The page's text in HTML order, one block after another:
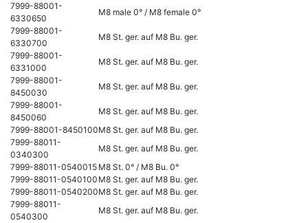
7999-88001-
6330650
M8 male 0° / M8 female 0°
7999-88001-
6330700
M8 St. ger. auf M8 Bu. ger.
7999-88001-
6331000
M8 St. ger. auf M8 Bu. ger.
7999-88001-
8450030
M8 St. ger. auf M8 Bu. ger.
7999-88001-
8450060
M8 St. ger. auf M8 Bu. ger.
7999-88001-8450100M8 St. ger. auf M8 Bu. ger.
7999-88011-
0340300
M8 St. ger. auf M8 Bu. ger.
7999-88011-0540015 M8 St. 0° / M8 Bu. 0°
7999-88011-0540100 M8 St. ger. auf M8 Bu. ger.
7999-88011-0540200M8 St. ger. auf M8 Bu. ger.
7999-88011-
0540300
M8 St. ger. auf M8 Bu. ger.